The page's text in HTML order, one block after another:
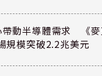
帶動半導體需求 《
規模突破2.2兆美元